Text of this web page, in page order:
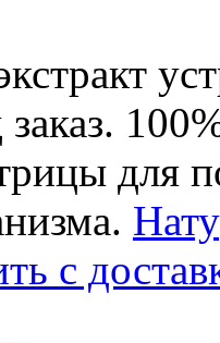
.
для
с